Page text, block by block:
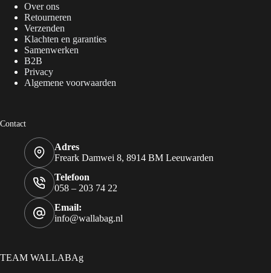
Over ons
Retourneren
Verzenden
Klachten en garanties
Samenwerken
B2B
Privacy
Algemene voorwaarden
Contact
Adres
Freark Damwei 8, 8914 BM Leeuwarden
Telefoon
058 – 203 74 22
Email:
info@wallabag.nl
TEAM WALLABAg